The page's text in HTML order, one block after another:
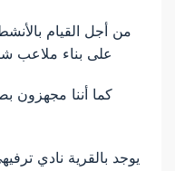
على بناء ملاعب
كما أننا مجهزون